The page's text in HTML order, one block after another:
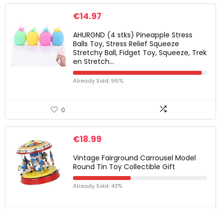
€14.97
AHURGND (4 stks) Pineapple Stress
Balls Toy, Stress Relief Squeeze
Stretchy Ball, Fidget Toy, Squeeze, Trek
en Stretch…
Already Sold: 96%
0
€18.99
Vintage Fairground Carrousel Model
Round Tin Toy Collectible Gift
Already Sold: 43%